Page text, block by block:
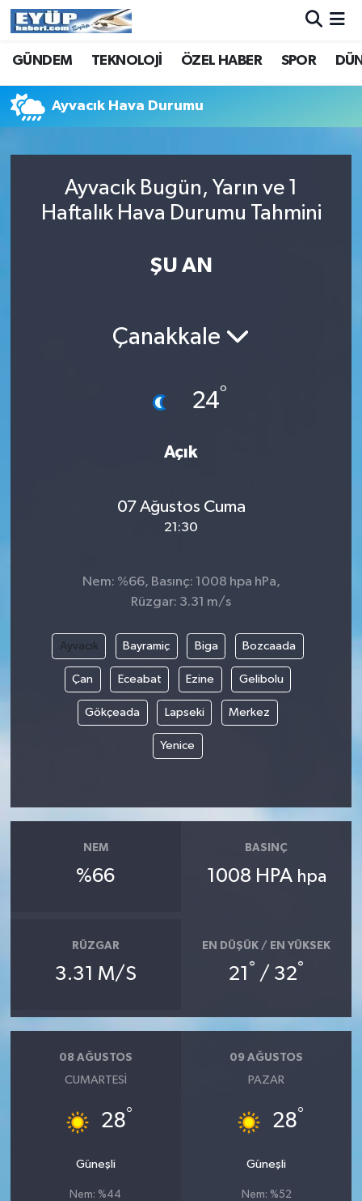
GÜNDEM TEKNOLOJİ ÖZEL HABER SPOR
Ayvacık Hava Durumu
Ayvacık Bugün, Yarın ve 1
Haftalık Hava Durumu Tahmini
ŞU AN
Çanakkale
24°
Açık
07 Ağustos Cuma
21:30
Nem: %66, Basınç: 1008 hpa hPa,
Rüzgar: 3.31 m/s
Ayvacık Bayramiç Biga Bozcaada
Çan Eceabat Ezine Gelibolu
Gökçeada Lapseki Merkez
Yenice
NEM
%66
BASINÇ
1008 HPA hpa
RÜZGAR
3.31 M/S
EN DÜŞÜK / EN YÜKSEK
21 ° / 32°
08 AĞUSTOS
CUMARTESI
28°
Güneşli
Nem: %44
09 AĞUSTOS
PAZAR
28°
Güneşli
Nem: %52